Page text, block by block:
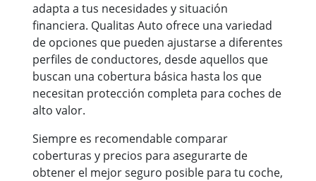
adapta a tus necesidades y situación
financiera. Qualitas Auto ofrece una variedad
de opciones que pueden ajustarse a diferentes
perfiles de conductores, desde aquellos que
buscan una cobertura básica hasta los que
necesitan protección completa para coches de
alto valor.
Siempre es recomendable comparar
coberturas y precios para asegurarte de
obtener el mejor seguro posible para tu coche,